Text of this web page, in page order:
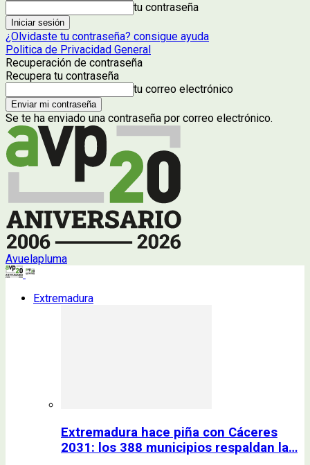
tu contraseña
¿Olvidaste tu contraseña? consigue ayuda
Politica de Privacidad General
Recuperación de contraseña
Recupera tu contraseña
tu correo electrónico
Se te ha enviado una contraseña por correo electrónico.
Avuelapluma
Extremadura
Extremadura hace piña con Cáceres
2031: los 388 municipios respaldan la…